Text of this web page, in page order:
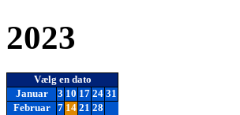
2023
Vælg en dato
Januar
3 10 17 24 31
Februar
7 14 21 28